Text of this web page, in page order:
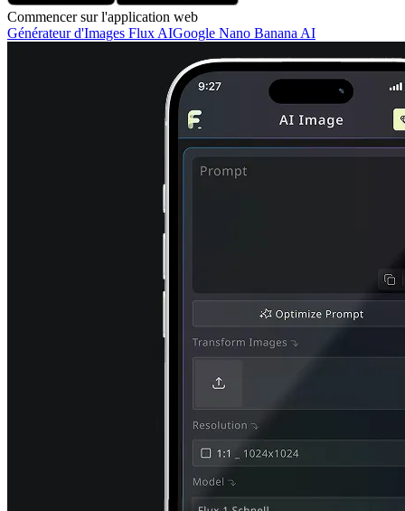
Commencer sur l'application web
Générateur d'Images Flux AIGoogle Nano Banana AI